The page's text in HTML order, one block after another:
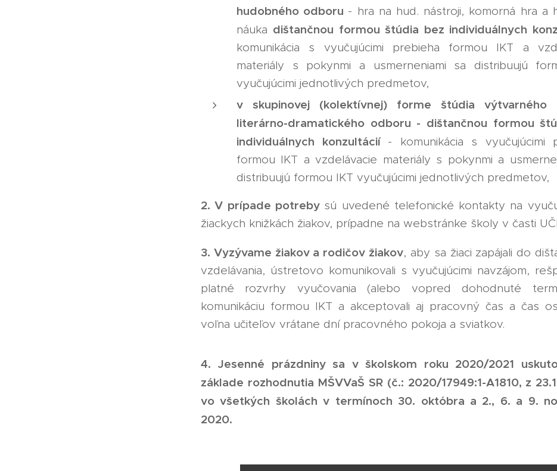
hudobného odboru - hra na hud. nástroji, komorná hra a
náuka dištančnou formou štúdia bez individuálnych
komunikácia s vyučujúcimi prebieha formou IKT a
materiály s pokynmi a usmerneniami sa distribuujú
vyučujúcimi jednotlivých predmetov,
v skupinovej (kolektívnej) forme štúdia výtvarného
literárno-dramatického odboru - dištančnou formou
individuálnych konzultácií - komunikácia s vyučujúcimi
formou IKT a vzdelávacie materiály s pokynmi a
distribuujú formou IKT vyučujúcimi jednotlivých predmetov,
2. V prípade potreby sú uvedené telefonické kontakty na
žiackych knižkách žiakov, prípadne na webstránke školy v časti
3. Vyzývame žiakov a rodičov žiakov, aby sa žiaci zapájali do
vzdelávania, ústretovo komunikovali s vyučujúcimi navzájom,
platné rozvrhy vyučovania (alebo vopred dohodnuté
komunikáciu formou IKT a akceptovali aj pracovný čas a čas
voľna učiteľov vrátane dní pracovného pokoja a sviatkov.
4. Jesenné prázdniny sa v školskom roku 2020/2021
základe rozhodnutia MŠVVaŠ SR (č.: 2020/17949:1-A1810, z
vo všetkých školách v termínoch 30. októbra a 2., 6. a 9.
2020.